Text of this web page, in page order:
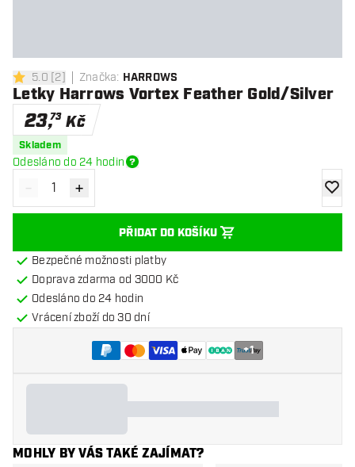
5 hodnoticí hvězdičky
5.0 [2] Značka: HARROWS
Letky Harrows Vortex Feather Gold/Silver
23,73 Kč
Skladem
Odesláno do 24 hodin
Snížit množství
- Zvýšit množství
+
PŘIDAT DO KOŠÍKU
Bezpečné možnosti platby
Doprava zdarma od 3000 Kč
Odesláno do 24 hodin
Vrácení zboží do 30 dní
+1
MOHLY BY VÁS TAKÉ ZAJÍMAT?